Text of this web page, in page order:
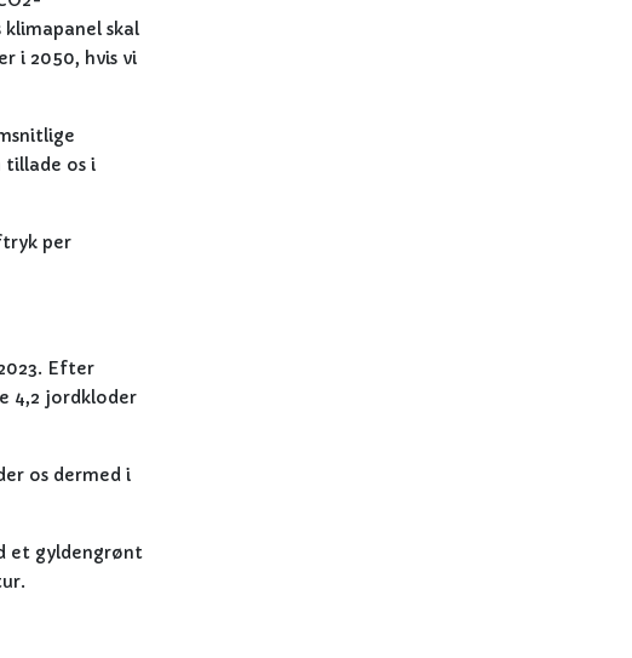
skal
i 2050, hvis vi
tillade os i
per
Efter
4,2 jordkloder
os dermed i
et gyldengrønt